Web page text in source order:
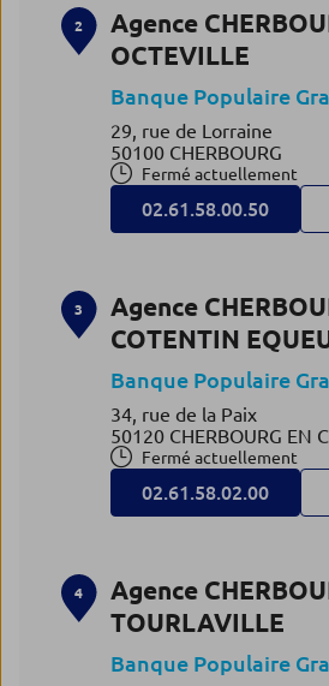
2
Agence
OCTEVILLE
Banque Populaire
29, rue de Lorraine
50100 CHERBOURG
Fermé actuellement
02.61.58.00.50
3
Agence
COTENTIN
Banque Populaire
34, rue de la Paix
50120 CHERBOURG EN
Fermé actuellement
02.61.58.02.00
4
Agence
TOURLAVILLE
Banque Populaire